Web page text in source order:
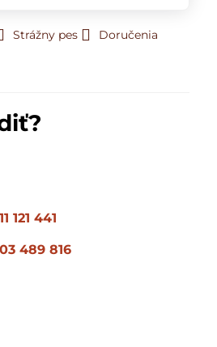
Strážny pes Doručenia
121 441
489 816